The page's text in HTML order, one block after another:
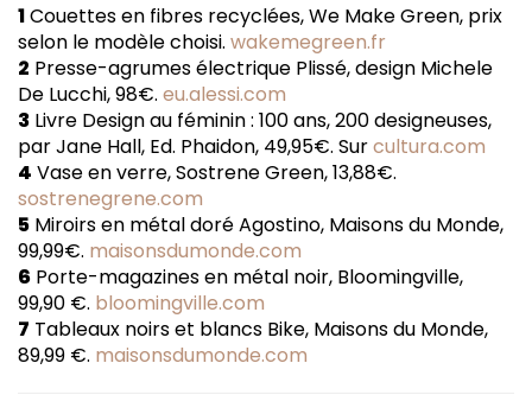
1Couettes en fibres recyclées, We Make Green, prix
selon le modèle choisi. wakemegreen.fr
2 Presse-agrumes électrique Plissé, design Michele
De Lucchi, 98€. eu.alessi.com
3 Livre Design au féminin : 100 ans, 200 designeuses,
par Jane Hall, Ed. Phaidon, 49,95€. Surcultura.com
4 Vase en verre, Sostrene Green, 13,88€.
sostrenegrene.com
5 Miroirs en métal doré Agostino, Maisons du Monde,
99,99€. maisonsdumonde.com
6 Porte-magazines en métal noir, Bloomingville,
99,90 €. bloomingville.com
7 Tableaux noirs et blancs Bike, Maisons du Monde,
89,99 €. maisonsdumonde.com